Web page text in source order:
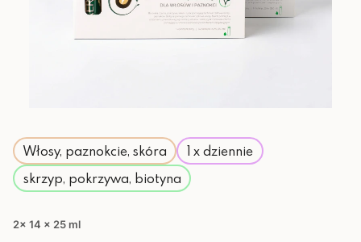
Włosy, paznokcie, skóra
1 x dziennie
skrzyp, pokrzywa, biotyna
2x 14 x 25 ml